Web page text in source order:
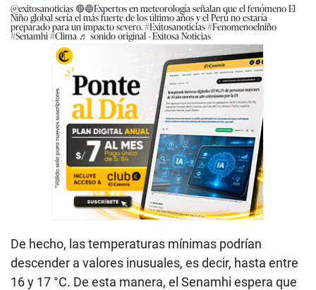
@exitosanoticias🔴🔵Expertos en meteorología señalan que el fenómeno El
Niño global sería el más fuerte de los último años y el Perú no estaría
preparado para un impacto severo.#Exitosanoticias#Fenomenoelniño
#Senamhi#Clima ♬ sonido original - Exitosa Noticias
De hecho, las temperaturas mínimas podrían
descender a valores inusuales, es decir, hasta entre
16 y 17 °C. De esta manera, el Senamhi espera que